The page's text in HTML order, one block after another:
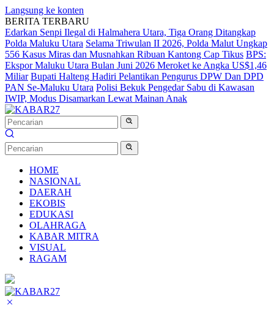
Langsung ke konten
BERITA TERBARU
Edarkan Senpi Ilegal di Halmahera Utara, Tiga Orang Ditangkap
Polda Maluku Utara Selama Triwulan II 2026, Polda Malut Ungkap
556 Kasus Miras dan Musnahkan Ribuan Kantong Cap Tikus BPS:
Ekspor Maluku Utara Bulan Juni 2026 Meroket ke Angka US$1,46
Miliar Bupati Halteng Hadiri Pelantikan Pengurus DPW Dan DPD
PAN Se-Maluku Utara Polisi Bekuk Pengedar Sabu di Kawasan
IWIP, Modus Disamarkan Lewat Mainan Anak
HOME
NASIONAL
DAERAH
EKOBIS
EDUKASI
OLAHRAGA
KABAR MITRA
VISUAL
RAGAM